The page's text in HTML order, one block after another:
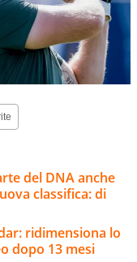
del DNA anche
classifica: di
ridimensiona lo
dopo 13 mesi